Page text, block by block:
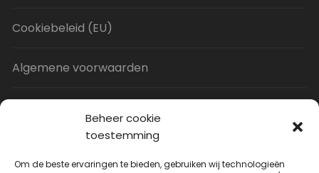
Beheer cookie
toestemming
Om de beste ervaringen te bieden, gebruiken wij technologieën
Cookiebeleid (EU)
Algemene voorwaarden